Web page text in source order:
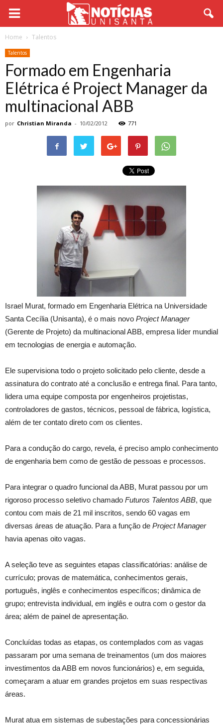
Home Talentos
Talentos
Formado em Engenharia
Elétrica é Project Manager da
multinacional ABB
por Christian Miranda - 10/02/2012 771
Israel Murat, formado em Engenharia Elétrica na Universidade
Santa Cecília (Unisanta), é o mais novo Project Manager
(Gerente de Projeto) da multinacional ABB, empresa líder mundial
em tecnologias de energia e automação.
Ele supervisiona todo o projeto solicitado pelo cliente, desde a
assinatura do contrato até a conclusão e entrega final. Para tanto,
lidera uma equipe composta por engenheiros projetistas,
controladores de gastos, técnicos, pessoal de fábrica, logística,
além de ter contato direto com os clientes.
Para a condução do cargo, revela, é preciso amplo conhecimento
de engenharia bem como de gestão de pessoas e processos.
Para integrar o quadro funcional da ABB, Murat passou por um
rigoroso processo seletivo chamado Futuros Talentos ABB, que
contou com mais de 21 mil inscritos, sendo 60 vagas em
diversas áreas de atuação. Para a função de Project Manager
havia apenas oito vagas.
A seleção teve as seguintes etapas classificatórias: análise de
currículo; provas de matemática, conhecimentos gerais,
português, inglês e conhecimentos específicos; dinâmica de
grupo; entrevista individual, em inglês e outra com o gestor da
área; além de painel de apresentação.
Concluídas todas as etapas, os contemplados com as vagas
passaram por uma semana de treinamentos (um dos maiores
investimentos da ABB em novos funcionários) e, em seguida,
começaram a atuar em grandes projetos em suas respectivas
áreas.
Murat atua em sistemas de subestações para concessionárias